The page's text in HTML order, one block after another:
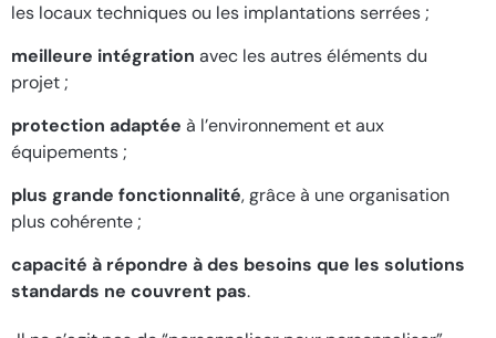
les locaux techniques ou les implantations serrées ;
meilleure intégration avec les autres éléments du
projet ;
protection adaptée à l’environnement et aux
équipements ;
plus grande fonctionnalité, grâce à une organisation
plus cohérente ;
capacité à répondre à des besoins que les solutions
standards ne couvrent pas.